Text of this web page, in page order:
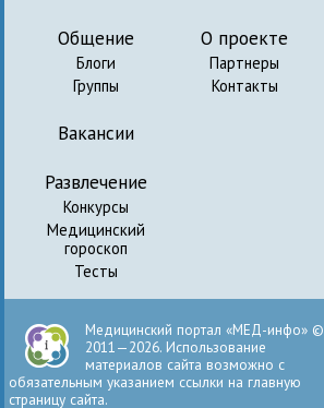
Общение
Блоги
Группы
Вакансии
Развлечение
Конкурсы
Медицинский
гороскоп
Тесты
О проекте
Партнеры
Контакты
Медицинский портал «МЕД-инфо» ©
2011—2026. Использование
материалов сайта возможно с
обязательным указанием ссылки на главную
страницу сайта.